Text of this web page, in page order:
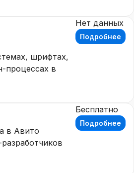
шрифтах,
процессах в
Нет данных
Подробнее
в Авито
Бесплатно
Подробнее